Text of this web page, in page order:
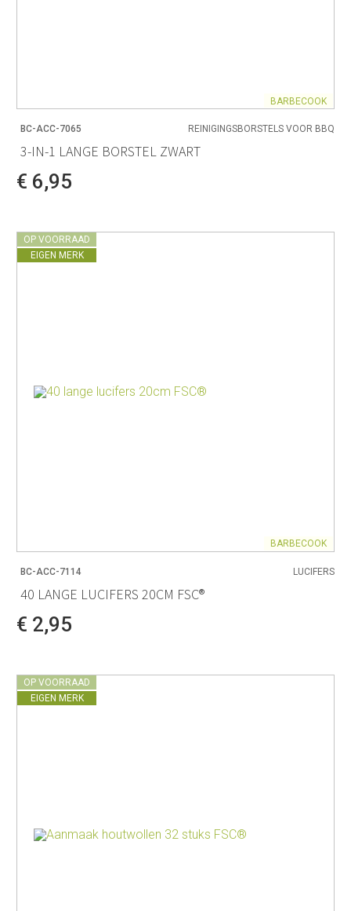
BARBECOOK
BC-ACC-7065 REINIGINGSBORSTELS VOOR BBQ
3-IN-1 LANGE BORSTEL ZWART
€ 6,95
OP VOORRAAD
EIGEN MERK
BARBECOOK
BC-ACC-7114 LUCIFERS
40 LANGE LUCIFERS 20CM FSC®
€ 2,95
OP VOORRAAD
EIGEN MERK